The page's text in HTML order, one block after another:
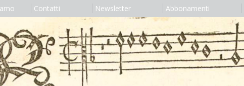
Contatti Newsletter Abbonamenti